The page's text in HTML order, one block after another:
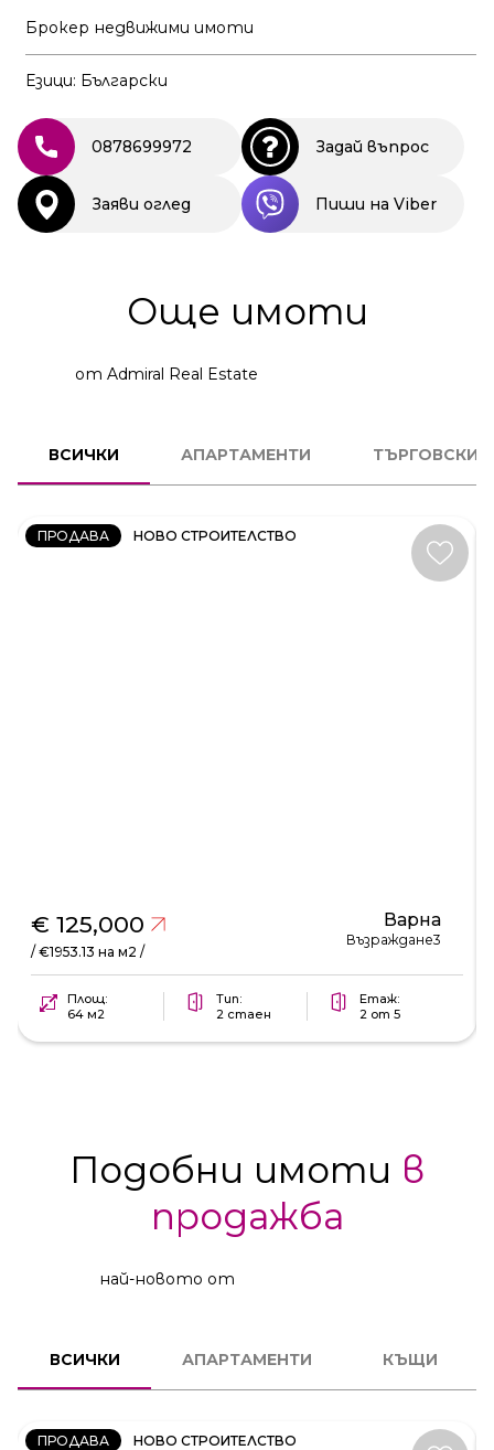
Брокер недвижими имоти
Езици: Български
0878699972 Задай въпрос
Заяви оглед Пиши на Viber
Още имоти
от Admiral Real Estate
ВСИЧКИ АПАРТАМЕНТИ ТЪРГОВСКИ
ПРОДАВА НОВО СТРОИТЕЛСТВО
СТАЕН
КОД:
231606
€ 125,000
/ €1953.13 на м2 /
Варна
Възраждане3
Площ:
64 м2
Тип:
2 стаен
Етаж:
2 от 5
Подобни имоти в
продажба
най-новото от
ВСИЧКИ АПАРТАМЕНТИ КЪЩИ
ПРОДАВА НОВО СТРОИТЕЛСТВО
СТАЕН
КОД:
231606